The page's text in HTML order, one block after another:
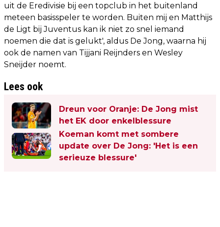
uit de Eredivisie bij een topclub in het buitenland
meteen basisspeler te worden. Buiten mij en Matthijs
de Ligt bij Juventus kan ik niet zo snel iemand
noemen die dat is gelukt', aldus De Jong, waarna hij
ook de namen van Tijjani Reijnders en Wesley
Sneijder noemt.
Lees ook
Dreun voor Oranje: De Jong mist
het EK door enkelblessure
Koeman komt met sombere
update over De Jong: 'Het is een
serieuze blessure'